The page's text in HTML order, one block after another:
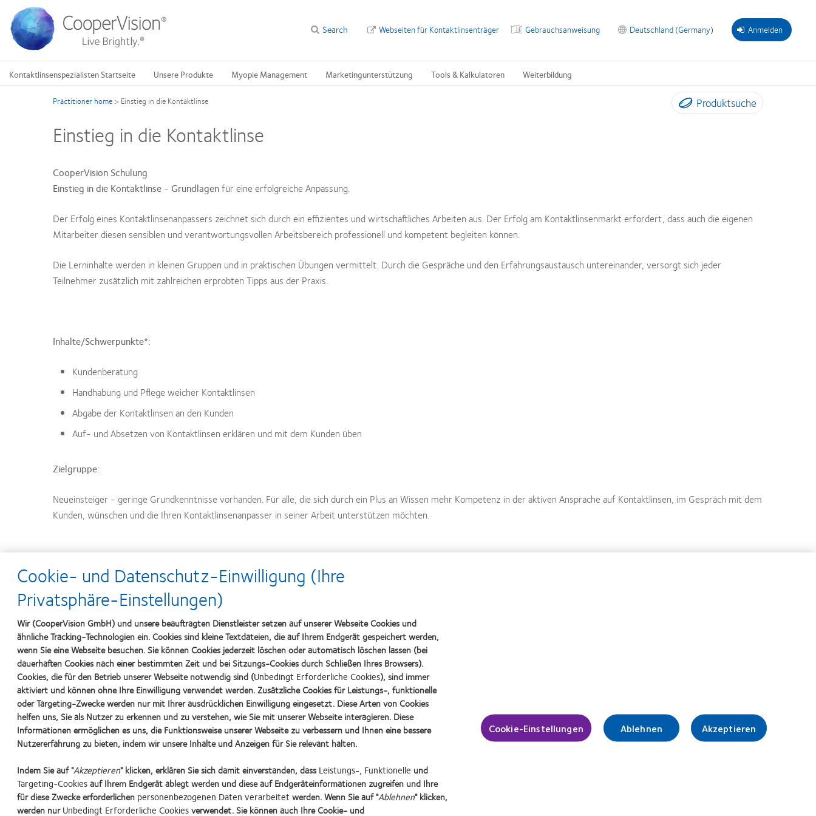
zum
Inhalt
Anmelden
Deutschland (Germany)
Gebrauchsanweisung
Webseiten für Kontaktlinsenträger
Search
Kontaktlinsenspezialisten Startseite Unsere Produkte Myopie Management Marketingunterstützung Tools & Kalkulatoren Weiterbildung
Produktsuche
Practitioner home > Einstieg in die Kontaktlinse
Einstieg in die Kontaktlinse
CooperVision Schulung
Einstieg in die Kontaktlinse - Grundlagenfür eine erfolgreiche Anpassung.
Der Erfolg eines Kontaktlinsenanpassers zeichnet sich durch ein effizientes und wirtschaftliches Arbeiten aus. Der Erfolg am Kontaktlinsenmarkt erfordert, dass auch die eigenen
Mitarbeiter diesen sensiblen und verantwortungsvollen Arbeitsbereich professionell und kompetent begleiten können.
Die Lerninhalte werden in kleinen Gruppen und in praktischen Übungen vermittelt. Durch die Gespräche und den Erfahrungsaustausch untereinander, versorgt sich jeder
Teilnehmer zusätzlich mit zahlreichen erprobten Tipps aus der Praxis.
Inhalte/Schwerpunkte*:
Kundenberatung
Handhabung und Pflege weicher Kontaktlinsen
Abgabe der Kontaktlinsen an den Kunden
Auf- und Absetzen von Kontaktlinsen erklären und mit dem Kunden üben
Zielgruppe:
Neueinsteiger - geringe Grundkenntnisse vorhanden. Für alle, die sich durch ein Plus an Wissen mehr Kompetenz in der aktiven Ansprache auf Kontaktlinsen, im Gespräch mit dem
Kunden, wünschen und die Ihren Kontaktlinsenanpasser in seiner Arbeit unterstützen möchten.
Seminardauer:
1 Tag
Teilnahmegebühr:
130,00 € (inkl. Verpflegung)
Max. Teilnehmerzahl:
12 Personen (Mindestteilnehmerzahl: 6)
Learn
more
about
Learn
more
about
Learn
more
about
Learn
more
about
Learn
more
about
Learn
more
Cookie- und Datenschutz-Einwilligung (Ihre
Privatsphäre-Einstellungen)
Wir (CooperVision GmbH) und unsere beauftragten Dienstleister setzen auf unserer Webseite Cookies und
ähnliche Tracking-Technologien ein. Cookies sind kleine Textdateien, die auf Ihrem Endgerät gespeichert werden,
wenn Sie eine Webseite besuchen. Sie können Cookies jederzeit löschen oder automatisch löschen lassen (bei
dauerhaften Cookies nach einer bestimmten Zeit und bei Sitzungs-Cookies durch Schließen Ihres Browsers).
Cookies, die für den Betrieb unserer Webseite notwendig sind (Unbedingt Erforderliche Cookies), sind immer
aktiviert und können ohne Ihre Einwilligung verwendet werden. Zusätzliche Cookies für Leistungs-, funktionelle
oder Targeting-Zwecke werden nur mit Ihrer ausdrücklichen Einwilligung eingesetzt. Diese Arten von Cookies
helfen uns, Sie als Nutzer zu erkennen und zu verstehen, wie Sie mit unserer Webseite interagieren. Diese
Informationen ermöglichen es uns, die Funktionsweise unserer Webseite zu verbessern und Ihnen eine bessere
Nutzererfahrung zu bieten, indem wir unsere Inhalte und Anzeigen für Sie relevant halten.
Indem Sie auf "Akzeptieren" klicken, erklären Sie sich damit einverstanden, dass Leistungs-, Funktionelle und
Targeting-Cookiesauf Ihrem Endgerät ablegt werden und diese auf Endgeräteinformationen zugreifen und Ihre
für diese Zwecke erforderlichen personenbezogenen Daten verarbeitet werden. Wenn Sie auf "Ablehnen" klicken,
werden nurUnbedingt Erforderliche Cookiesverwendet. Sie können auch Ihre Cookie- und
Cookie-Einstellungen Ablehnen Akzeptieren